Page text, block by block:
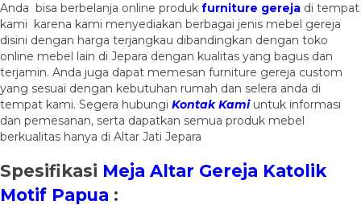
Anda bisa berbelanja online produk furniture gereja di tempat
kami karena kami menyediakan berbagai jenis mebel gereja
disini dengan harga terjangkau dibandingkan dengan toko
online mebel lain di Jepara dengan kualitas yang bagus dan
terjamin. Anda juga dapat memesan furniture gereja custom
yang sesuai dengan kebutuhan rumah dan selera anda di
tempat kami. Segera hubungi Kontak Kamiuntuk informasi
dan pemesanan, serta dapatkan semua produk mebel
berkualitas hanya di Altar Jati Jepara
Spesifikasi Meja Altar Gereja Katolik
Motif Papua :